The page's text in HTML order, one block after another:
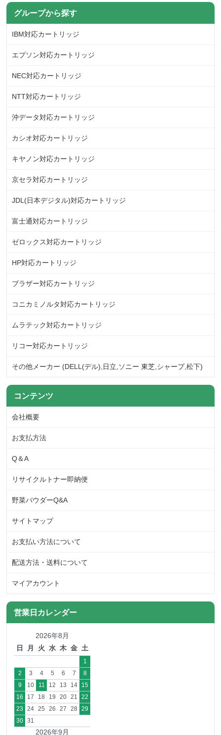
グループから探す
IBM対応カートリッジ
エプソン対応カートリッジ
NEC対応カートリッジ
NTT対応カートリッジ
沖データ対応カートリッジ
カシオ対応カートリッジ
キヤノン対応カートリッジ
京セラ対応カートリッジ
JDL(日本デジタル)対応カートリッジ
富士通対応カートリッジ
ゼロックス対応カートリッジ
HP対応カートリッジ
ブラザー対応カートリッジ
コニカミノルタ対応カートリッジ
ムラテック対応カートリッジ
リコー対応カートリッジ
その他メーカー (DELL(デル),日立,ソニー 東芝,シャープ,松下)
コンテンツ
会社概要
お支払方法
Q＆A
リサイクルトナー即納便
野菜パウダーQ&A
サイトマップ
お支払い方法について
配送方法・送料について
マイアカウント
営業日カレンダー
2026年8月
日
月 火 水 木 金 土
1
2
3 4 5 6 7
8
9
10 11 12 13 14
15
16
17 18 19 20 21
22
23
24 25 26 27 28
29
30
31
2026年9月